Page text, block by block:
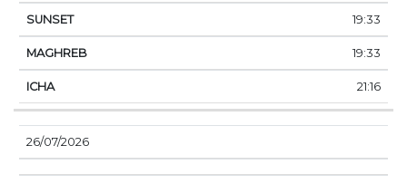
19:33
19:33
21:16
26/07/2026